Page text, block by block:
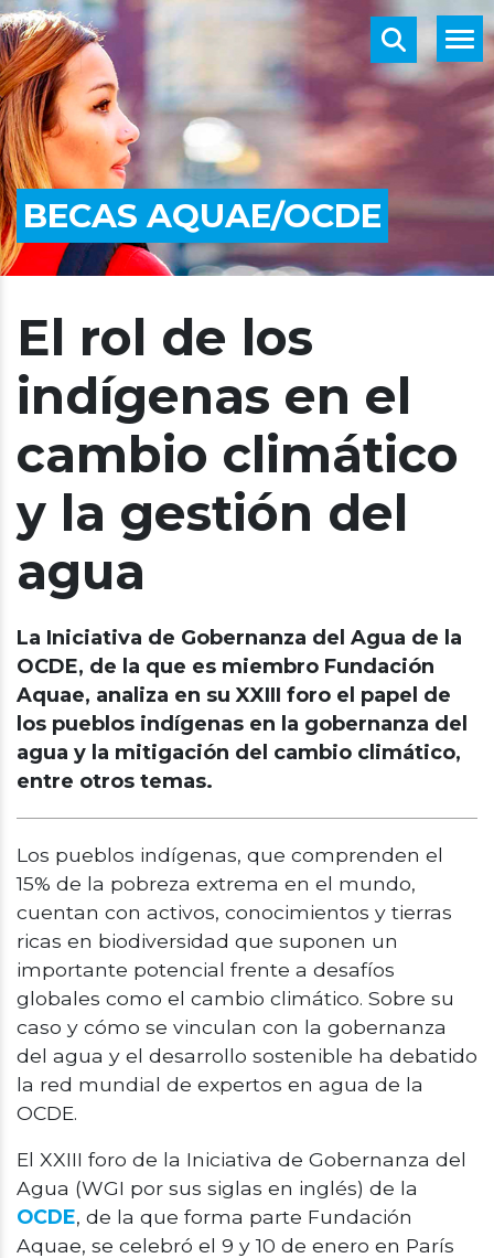
BECAS AQUAE/OCDE
El rol de los
indígenas en el
cambio climático
y la gestión del
agua
La Iniciativa de Gobernanza del Agua de la
OCDE, de la que es miembro Fundación
Aquae, analiza en su XXIII foro el papel de
los pueblos indígenas en la gobernanza del
agua y la mitigación del cambio climático,
entre otros temas.
Los pueblos indígenas, que comprenden el
15% de la pobreza extrema en el mundo,
cuentan con activos, conocimientos y tierras
ricas en biodiversidad que suponen un
importante potencial frente a desafíos
globales como el cambio climático. Sobre su
caso y cómo se vinculan con la gobernanza
del agua y el desarrollo sostenible ha debatido
la red mundial de expertos en agua de la
OCDE.
El XXIII foro de la Iniciativa de Gobernanza del
Agua (WGI por sus siglas en inglés) de la
OCDE, de la que forma parte Fundación
Aquae, se celebró el 9 y 10 de enero en París